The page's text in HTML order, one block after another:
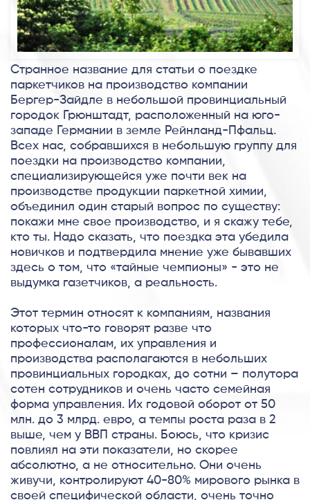
Странное название для статьи о поездке
паркетчиков на производство компании
Бергер-Зайдле в небольшой провинциальный
городок Грюнштадт, расположенный на юго-
западе Германии в земле Рейнланд-Пфальц.
Всех нас, собравшихся в небольшую группу для
поездки на производство компании,
специализирующейся уже почти век на
производстве продукции паркетной химии,
объединил один старый вопрос по существу:
покажи мне свое производство, и я скажу тебе,
кто ты. Надо сказать, что поездка эта убедила
новичков и подтвердила мнение уже бывавших
здесь о том, что «тайные чемпионы» - это не
выдумка газетчиков, а реальность.
Этот термин относят к компаниям, названия
которых что-то говорят разве что
профессионалам, их управления и
производства располагаются в небольших
провинциальных городках, до сотни – полутора
сотен сотрудников и очень часто семейная
форма управления. Их годовой оборот от 50
млн. до 3 млрд. евро, а темпы роста раза в 2
выше, чем у ВВП страны. Боюсь, что кризис
повлиял на эти показатели, но скорее
абсолютно, а не относительно. Они очень
живучи, контролируют 40-80% мирового рынка в
своей специфической области, очень точно